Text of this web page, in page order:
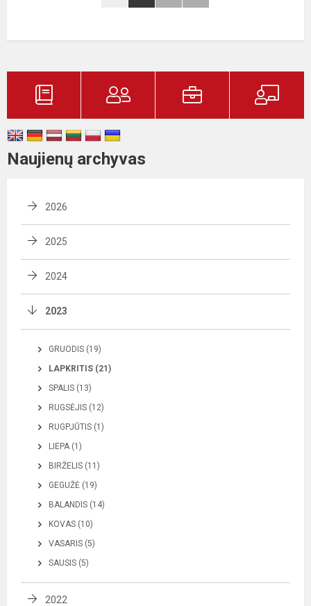
Naujienų archyvas
2026
2025
2024
2023
GRUODIS (19)
LAPKRITIS (21)
SPALIS (13)
RUGSĖJIS (12)
RUGPJŪTIS (1)
LIEPA (1)
BIRŽELIS (11)
GEGUŽĖ (19)
BALANDIS (14)
KOVAS (10)
VASARIS (5)
SAUSIS (5)
2022